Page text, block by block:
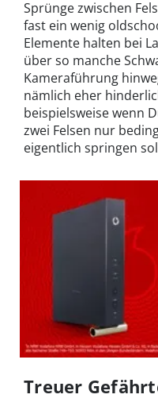
Sprünge zwischen
fast ein wenig
Elemente halten bei
über so manche
Kameraführung
nämlich eher
beispielsweise wenn
zwei Felsen nur
eigentlich springen
Treuer